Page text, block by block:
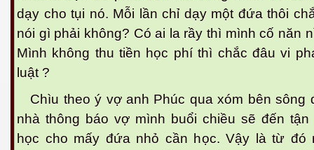
dạy cho tụi nó. Mỗi lần chỉ dạy một đứa thôi
nói gì phải không? Có ai la rầy thì mình cố năn
Mình không thu tiền học phí thì chắc đâu vi
luật ?
Chìu theo ý vợ anh Phúc qua xóm bên sông
nhà thông báo vợ mình buổi chiều sẽ đến tận
học cho mấy đứa nhỏ cần học. Vậy là từ đó
10
11
12